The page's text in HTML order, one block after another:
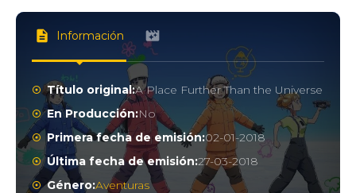
Información
Título original:A Place Further Than the Universe
En Producción:No
Primera fecha de emisión:02-01-2018
Última fecha de emisión:27-03-2018
Género:Aventuras